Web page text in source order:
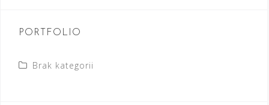
PORTFOLIO
Brak kategorii